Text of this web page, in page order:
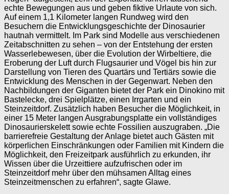
echte Bewegungen aus und geben fiktive Urlaute von sich.
Auf einem 1,1 Kilometer langen Rundweg wird den
Besuchern die Entwicklungsgeschichte der Dinosaurier
hautnah vermittelt. Im Park sind Modelle aus verschiedenen
Zeitabschnitten zu sehen – von der Entstehung der ersten
Wasserlebewesen, über die Evolution der Wirbeltiere, die
Eroberung der Luft durch Flugsaurier und Vögel bis hin zur
Darstellung von Tieren des Quartärs und Tertiärs sowie die
Entwicklung des Menschen in der Gegenwart. Neben den
Nachbildungen der Giganten bietet der Park ein Dinokino mit
Bastelecke, drei Spielplätze, einen Irrgarten und ein
Steinzeitdorf. Zusätzlich haben Besucher die Möglichkeit, in
einer 15 Meter langen Ausgrabungsplatte ein vollständiges
Dinosaurierskelett sowie echte Fossilien auszugraben. „Die
barrierefreie Gestaltung der Anlage bietet auch Gästen mit
körperlichen Einschränkungen oder Familien mit Kindern die
Möglichkeit, den Freizeitpark ausführlich zu erkunden, ihr
Wissen über die Urzeittiere aufzufrischen oder im
Steinzeitdorf mehr über den mühsamen Alltag eines
Steinzeitmenschen zu erfahren“, sagte Glawe.